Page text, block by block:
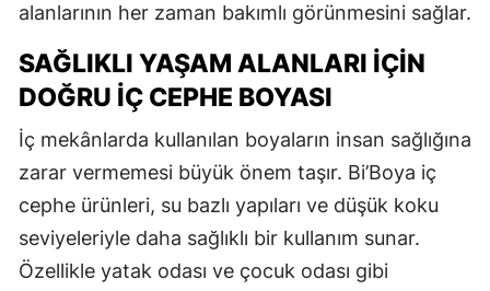
alanlarının her zaman bakımlı görünmesini sağlar.
SAĞLIKLI YAŞAM ALANLARI İÇIN
DOĞRU İÇ CEPHE BOYASI
İç mekânlarda kullanılan boyaların insan sağlığına
zarar vermemesi büyük önem taşır. Bi’Boya iç
cephe ürünleri, su bazlı yapıları ve düşük koku
seviyeleriyle daha sağlıklı bir kullanım sunar.
Özellikle yatak odası ve çocuk odası gibi